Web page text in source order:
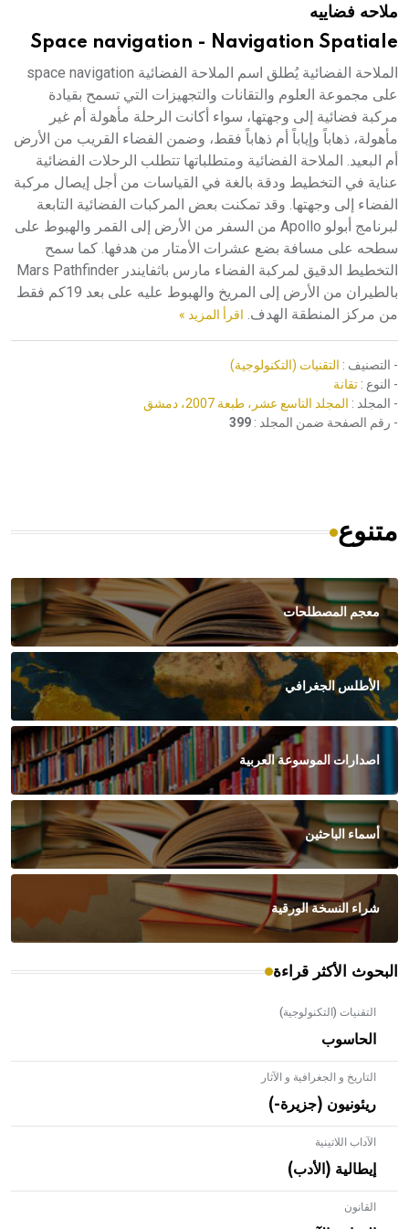
هيئة الموسوعة العربية تطلق موسوعات جديدة في عام 2026ملاحه فضاييه
Space navigation - Navigation Spatiale
الملاحة الفضائية يُطلق اسم الملاحة الفضائية space navigation
على مجموعة العلوم والتقانات والتجهيزات التي تسمح بقيادة
مركبة فضائية إلى وجهتها، سواء أكانت الرحلة مأهولة أم غير
مأهولة، ذهاباً وإياباً أم ذهاباً فقط، وضمن الفضاء القريب من الأرض
أم البعيد. الملاحة الفضائية ومتطلباتها تتطلب الرحلات الفضائية
عناية في التخطيط ودقة بالغة في القياسات من أجل إيصال مركبة
الفضاء إلى وجهتها. وقد تمكنت بعض المركبات الفضائية التابعة
لبرنامج أبولو Apollo من السفر من الأرض إلى القمر والهبوط على
سطحه على مسافة بضع عشرات الأمتار من هدفها. كما سمح
التخطيط الدقيق لمركبة الفضاء مارس باثفايندر Mars Pathfinder
بالطيران من الأرض إلى المريخ والهبوط عليه على بعد 19كم فقط
من مركز المنطقة الهدف. اقرأ المزيد »
- التصنيف : التقنيات (التكنولوجية)
- النوع : تقانة
- المجلد : المجلد التاسع عشر، طبعة 2007، دمشق
- رقم الصفحة ضمن المجلد : 399
متنوع
معجم المصطلحات
الأطلس الجغرافي
اصدارات الموسوعة العربية
أسماء الباحثين
شراء النسخة الورقية
البحوث الأكثر قراءة
التقنيات (التكنولوجية)
الحاسوب
التاريخ و الجغرافية و الآثار
ريئونيون (جزيرة-)
الآداب اللاتينية
إيطالية (الأدب)
القانون- هل تعلم أن الأبلق نوع من الفنون الهندسية التي ارتبطت